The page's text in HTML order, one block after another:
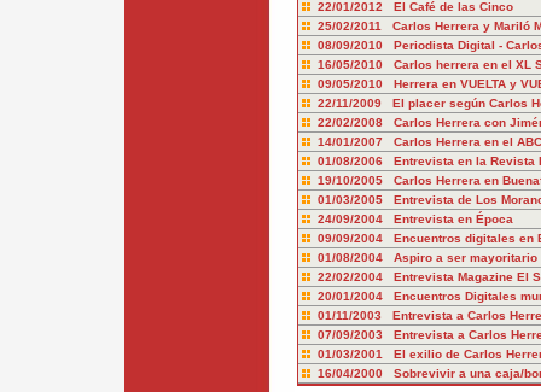
22/01/2012 El Café de las Cinco
25/02/2011 Carlos Herrera y Mariló
08/09/2010 Periodista Digital -
16/05/2010 Carlos herrera en el XL
09/05/2010 Herrera en VUELTA y
22/11/2009 El placer según Carlos
22/02/2008 Carlos Herrera con
14/01/2007 Carlos Herrera en el ABC
01/08/2006 Entrevista en la Revista
19/10/2005 Carlos Herrera en
01/03/2005 Entrevista de Los
24/09/2004 Entrevista en Época
09/09/2004 Encuentros digitales en
01/08/2004 Aspiro a ser mayoritario
22/02/2004 Entrevista Magazine El
20/01/2004 Encuentros Digitales
01/11/2003 Entrevista a Carlos
07/09/2003 Entrevista a Carlos
01/03/2001 El exilio de Carlos
16/04/2000 Sobrevivir a una caja/